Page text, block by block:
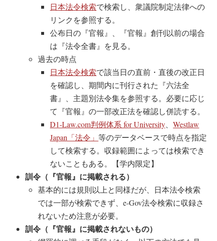
日本法令検索で検索し、衆議院制定法律への
リンクを参照する。
公布日の『官報』、『官報』創刊以前の場合
は『法令全書』を見る。
過去の時点
日本法令検索で該当日の直前・直後の改正日
を確認し、期間内に刊行された『六法全
書』、主題別法令集を参照する。必要に応じ
て『官報』の一部改正法を確認し併読する。
D1-Law.com判例体系 for University 、Westlaw
Japan「法令」等のデータベースで時点を指定
して検索する。収録範囲によっては検索でき
ないこともある。【学内限定】
訓令（『官報』に掲載される）
基本的には規則以上と同様だが、日本法令検索
では一部が検索できず、e-Gov法令検索に収録さ
れないため注意が必要。
訓令（『官報』に掲載されないもの）